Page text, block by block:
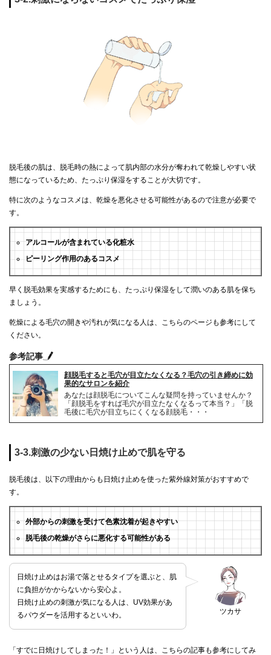
脱毛後の肌は、脱毛時の熱によって肌内部の水分が奪われて乾燥しやすい状
態になっているため、たっぷり保湿をすることが大切です。
特に次のようなコスメは、乾燥を悪化させる可能性があるので注意が必要で
す。
アルコールが含まれている化粧水
ピーリング作用のあるコスメ
早く脱毛効果を実感するためにも、たっぷり保湿をして潤いのある肌を保ち
ましょう。
乾燥による毛穴の開きや汚れが気になる人は、こちらのページも参考にして
ください。
参考記事
顔脱毛すると毛穴が目立たなくなる？毛穴の引き締めに効
果的なサロンを紹介
あなたは顔脱毛についてこんな疑問を持っていませんか？
「顔脱毛をすれば毛穴が目立たなくなるって本当？」「脱
毛後に毛穴が目立ちにくくなる顔脱毛・・・
3-3.刺激の少ない日焼け止めで肌を守る
脱毛後は、以下の理由からも日焼け止めを使った紫外線対策がおすすめで
す。
外部からの刺激を受けて色素沈着が起きやすい
脱毛後の乾燥がさらに悪化する可能性がある
ツカサ
日焼け止めはお湯で落とせるタイプを選ぶと、肌
に負担がかからないから安心よ。
日焼け止めの刺激が気になる人は、UV効果があ
るパウダーを活用するといいわ。
「すでに日焼けしてしまった！」という人は、こちらの記事も参考にしてみ